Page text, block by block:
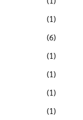
(1)
(6)
(1)
(1)
(1)
(1)